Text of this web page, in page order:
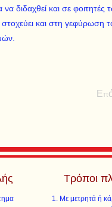
διδαχθεί και σε
και στη γεφύρωση
Τρόποι
Με μετρητά ή